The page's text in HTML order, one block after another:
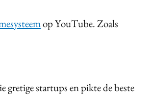
op YouTube. Zoals
gretige startups en pikte de beste